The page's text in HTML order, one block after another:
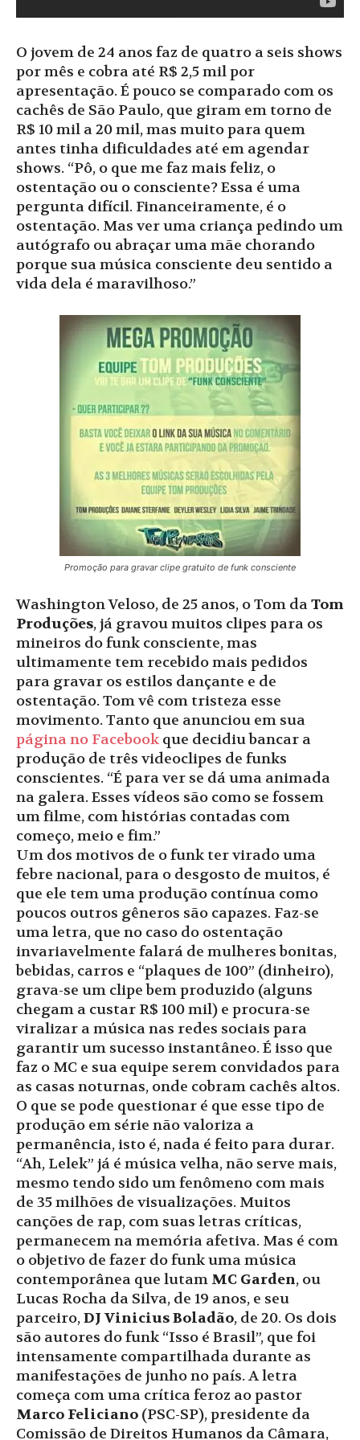
O jovem de 24 anos faz de quatro a seis shows
por mês e cobra até R$ 2,5 mil por
apresentação. É pouco se comparado com os
cachês de São Paulo, que giram em torno de
R$ 10 mil a 20 mil, mas muito para quem
antes tinha dificuldades até em agendar
shows. “Pô, o que me faz mais feliz, o
ostentação ou o consciente? Essa é uma
pergunta difícil. Financeiramente, é o
ostentação. Mas ver uma criança pedindo um
autógrafo ou abraçar uma mãe chorando
porque sua música consciente deu sentido a
vida dela é maravilhoso.”
Promoção para gravar clipe gratuito de funk consciente
Washington Veloso, de 25 anos, o Tom daTom
Produções, já gravou muitos clipes para os
mineiros do funk consciente, mas
ultimamente tem recebido mais pedidos
para gravar os estilos dançante e de
ostentação. Tom vê com tristeza esse
movimento. Tanto que anunciou em sua
página no Facebook que decidiu bancar a
produção de três videoclipes de funks
conscientes. “É para ver se dá uma animada
na galera. Esses vídeos são como se fossem
um filme, com histórias contadas com
começo, meio e fim.”
Um dos motivos de o funk ter virado uma
febre nacional, para o desgosto de muitos, é
que ele tem uma produção contínua como
poucos outros gêneros são capazes. Faz-se
uma letra, que no caso do ostentação
invariavelmente falará de mulheres bonitas,
bebidas, carros e “plaques de 100” (dinheiro),
grava-se um clipe bem produzido (alguns
chegam a custar R$ 100 mil) e procura-se
viralizar a música nas redes sociais para
garantir um sucesso instantâneo. É isso que
faz o MC e sua equipe serem convidados para
as casas noturnas, onde cobram cachês altos.
O que se pode questionar é que esse tipo de
produção em série não valoriza a
permanência, isto é, nada é feito para durar.
“Ah, Lelek” já é música velha, não serve mais,
mesmo tendo sido um fenômeno com mais
de 35 milhões de visualizações. Muitos
canções de rap, com suas letras críticas,
permanecem na memória afetiva. Mas é com
o objetivo de fazer do funk uma música
contemporânea que lutam MC Garden, ou
Lucas Rocha da Silva, de 19 anos, e seu
parceiro,DJ Vinicius Boladão, de 20. Os dois
são autores do funk “Isso é Brasil”, que foi
intensamente compartilhada durante as
manifestações de junho no país. A letra
começa com uma crítica feroz ao pastor
Marco Feliciano (PSC-SP), presidente da
Comissão de Direitos Humanos da Câmara,